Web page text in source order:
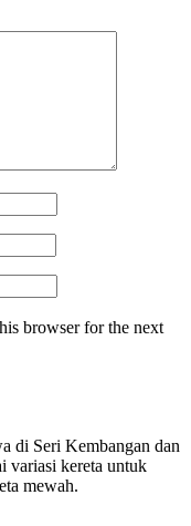
browser for the next
di Seri Kembangan dan
variasi kereta untuk
mewah.